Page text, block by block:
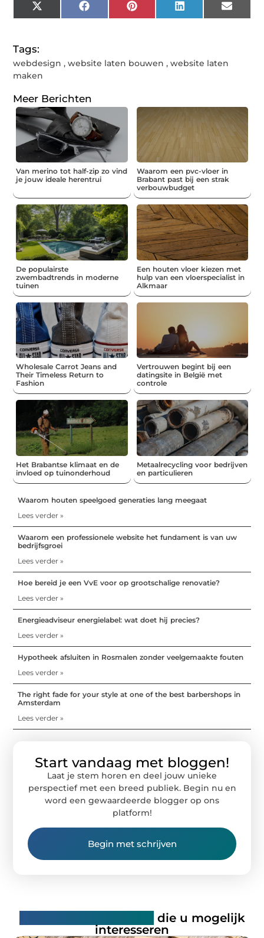
X
(Twitter)
FacebookPinterestLinkedInEmail
Tags:
webdesign ,website laten bouwen ,website laten
maken
Meer Berichten
Van merino tot half-zip zo vind
je jouw ideale herentrui
Waarom een pvc-vloer in
Brabant past bij een strak
verbouwbudget
De populairste
zwembadtrends in moderne
tuinen
Een houten vloer kiezen met
hulp van een vloerspecialist in
Alkmaar
Wholesale Carrot Jeans and
Their Timeless Return to
Fashion
Vertrouwen begint bij een
datingsite in België met
controle
Het Brabantse klimaat en de
invloed op tuinonderhoud
Metaalrecycling voor bedrijven
en particulieren
Waarom houten speelgoed generaties lang meegaat
Lees verder »
Waarom een professionele website het fundament is van uw
bedrijfsgroei
Lees verder »
Hoe bereid je een VvE voor op grootschalige renovatie?
Lees verder »
Energieadviseur energielabel: wat doet hij precies?
Lees verder »
Hypotheek afsluiten in Rosmalen zonder veelgemaakte fouten
Lees verder »
The right fade for your style at one of the best barbershops in
Amsterdam
Lees verder »
Start vandaag met bloggen!
Laat je stem horen en deel jouw unieke
perspectief met een breed publiek. Begin nu en
word een gewaardeerde blogger op ons
platform!
Begin met schrijven
die u mogelijk
interesseren